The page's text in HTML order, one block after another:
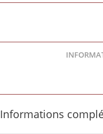
Informations